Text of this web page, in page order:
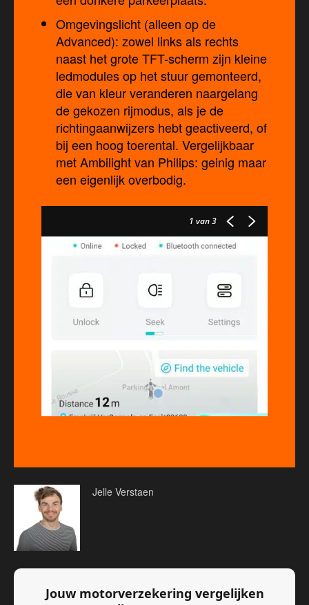
Omgevingslicht (alleen op de
Advanced): zowel links als rechts
naast het grote TFT-scherm zijn kleine
ledmodules op het stuur gemonteerd,
die van kleur veranderen naargelang
de gekozen rijmodus, als je de
richtingaanwijzers hebt geactiveerd, of
bij een hoog toerental. Vergelijkbaar
met Ambilight van Philips: geinig maar
een eigenlijk overbodig.
1 van 3
Jelle Verstaen